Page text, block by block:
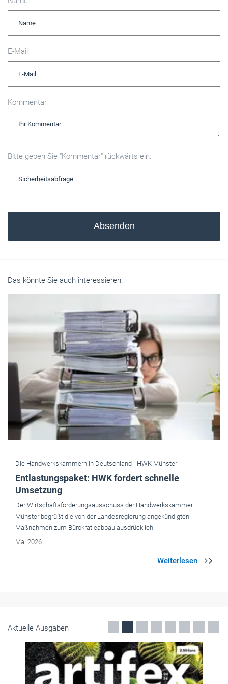
E-Mail
Kommentar
Bitte geben Sie "Kommentar" rückwärts ein.
Absenden
Das könnte Sie auch interessieren:
Die Handwerkskammern in Deutschland - HWK Münster
Entlastungspaket: HWK fordert schnelle
Umsetzung
Der Wirtschaftsförderungsausschuss der Handwerkskammer
Münster begrüßt die von der Landesregierung angekündigten
Maßnahmen zum Bürokratieabbau ausdrücklich.
Mai 2026
Aktuelle Ausgaben